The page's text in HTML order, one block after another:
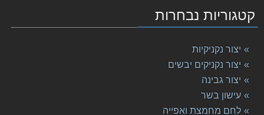
קטגוריות נבחרות
יצור נקניקיות
יצור נקניקים יבשים
יצור גבינה
עישון בשר
לחם מחמצת ואפייה